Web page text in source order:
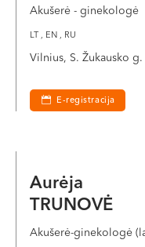
Akušerė - ginekologė
LT , EN , RU
Vilnius, S. Žukausko g.
E-registracija
Aurėja
TRUNOVĖ
Akušerė-ginekologė